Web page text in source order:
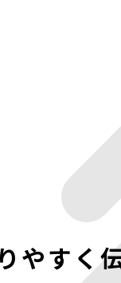
やすく